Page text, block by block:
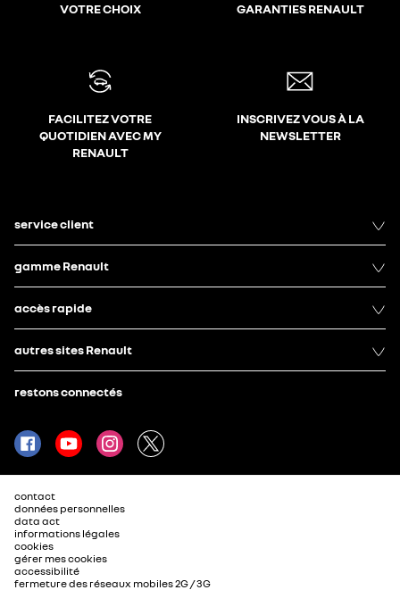
VOTRE CHOIX
GARANTIES RENAULT
FACILITEZ VOTRE
QUOTIDIEN AVEC MY
RENAULT
INSCRIVEZ VOUS À LA
NEWSLETTER
service client
gamme Renault
accès rapide
autres sites Renault
restons connectés
contact
données personnelles
data act
informations légales
cookies
gérer mes cookies
accessibilité
fermeture des réseaux mobiles 2G / 3G